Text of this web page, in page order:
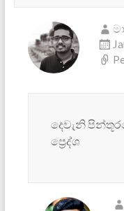
දෙවැනි
ප්‍රෙද්ශ